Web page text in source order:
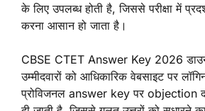
के लिए उपलब्ध होती है, जिससे परीक्षा में
करना आसान हो जाता है।
CBSE CTET Answer Key 2026
उम्मीदवारों को आधिकारिक वेबसाइट पर
प्रोविजनल answer key पर objection